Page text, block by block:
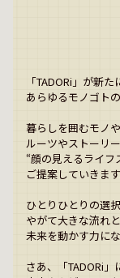
「TADORi」が新た
あらゆるモノゴトの
暮らしを囲むモノ
ルーツやストーリ
“顔の見えるライフ
ご提案していきます
ひとりひとりの選
やがて大きな流れと
未来を動かす力に
さあ、「TADORi」